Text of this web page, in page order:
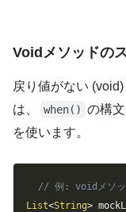
Voidメソッドの
戻り値がない
は、
when() の構
を使います。
// 例: voidメソッ
List<String>